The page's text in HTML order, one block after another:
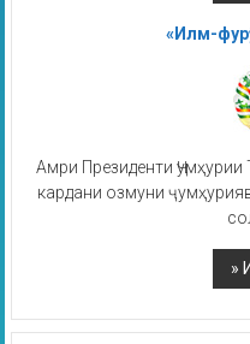
«Илм-
Амри Президенти
кардани озмуни